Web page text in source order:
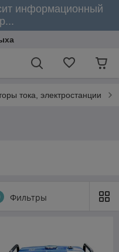
информационный
тока, электростанции
Фильтры